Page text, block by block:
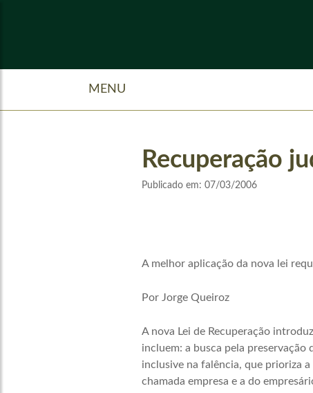
MENU
Recuperação
Publicado em: 07/03/2006
A melhor aplicação da nova lei
Por Jorge Queiroz
A nova Lei de Recuperação
incluem: a busca pela preservação
inclusive na falência, que prioriza
chamada empresa e a do